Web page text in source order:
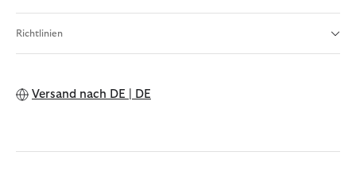
Richtlinien
Versand nach DE | DE